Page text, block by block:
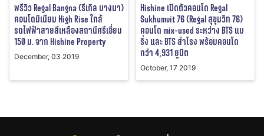
พรีวิว Regal Bangna (รีเกิล บางนา)
คอนโดมิเนียม High Rise ใกล้
รถไฟฟ้าสายสีเหลืองสถานีศรีเอี่ยม
150 ม. จาก Hishine Property
December, 03 2019
Hishine เปิดตัวคอนโด Regal
Sukhumvit 76 (Regal สุขุมวิท 76)
คอนโด mix-used ระหว่าง BTS แบ
ริ่ง และ BTS สำโรง พร้อมคอนโด
กว่า 4,931 ยูนิต
October, 17 2019